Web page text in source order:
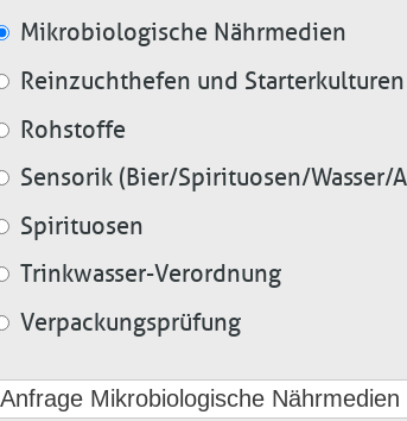
Mikrobiologische Nährmedien
Reinzuchthefen und Starterkulturen
Rohstoffe
Sensorik (Bier/Spirituosen/Wasser/
Spirituosen
Trinkwasser-Verordnung
Verpackungsprüfung
Betreff